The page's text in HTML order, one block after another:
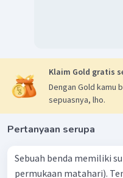
Klaim Gold gratis
Dengan Gold kamu
sepuasnya, lho.
Pertanyaan serupa
Sebuah benda memiliki
permukaan matahari).